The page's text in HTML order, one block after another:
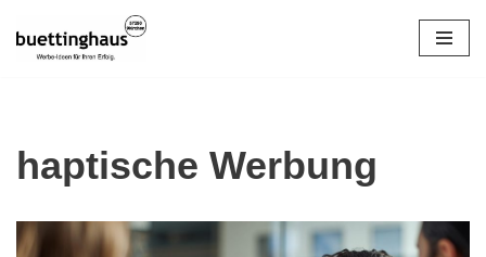
Zum
haptische Werbung